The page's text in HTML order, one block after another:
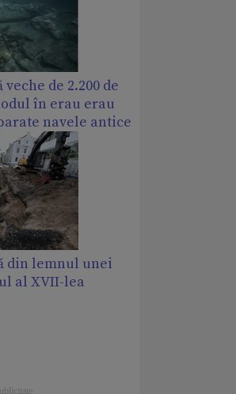
de 2.200 de
în erau erau
navele antice
din lemnul unei
al XVII-lea